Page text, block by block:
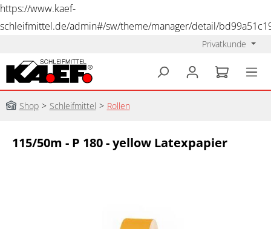
https://www.kaef-
schleifmittel.de/admin#/sw/theme/manager/detail/
Privatkunde
Shop > Schleifmittel > Rollen
115/50m - P 180 - yellow Latexpapier